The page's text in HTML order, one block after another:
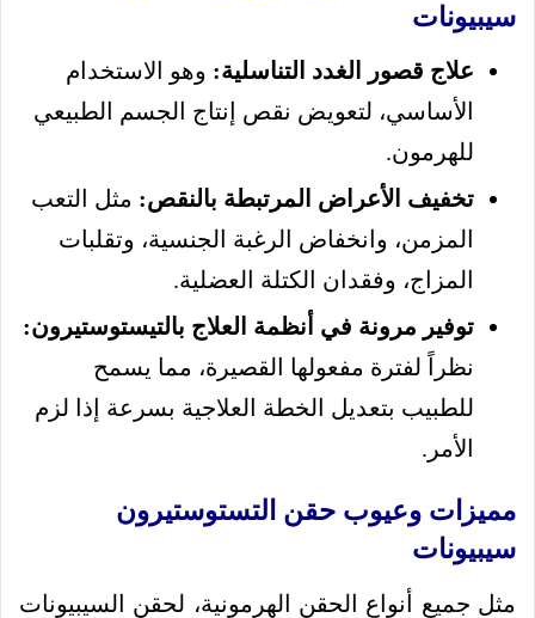
سيبيونات
علاج قصور الغدد التناسلية: وهو الاستخدام
الأساسي، لتعويض نقص إنتاج الجسم الطبيعي
للهرمون.
تخفيف الأعراض المرتبطة بالنقص: مثل التعب
المزمن، وانخفاض الرغبة الجنسية، وتقلبات
المزاج، وفقدان الكتلة العضلية.
توفير مرونة في أنظمة العلاج بالتيستوستيرون:
نظراً لفترة مفعولها القصيرة، مما يسمح
للطبيب بتعديل الخطة العلاجية بسرعة إذا لزم
الأمر.
مميزات وعيوب حقن التستوستيرون
سيبيونات
مثل جميع أنواع الحقن الهرمونية، لحقن السيبيونات